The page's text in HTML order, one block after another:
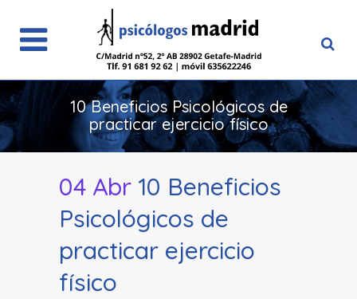
10 Beneficios Psicológicos de
practicar ejercicio físico
04 Abr 10 Beneficios
Psicológicos de
practicar ejercicio
físico